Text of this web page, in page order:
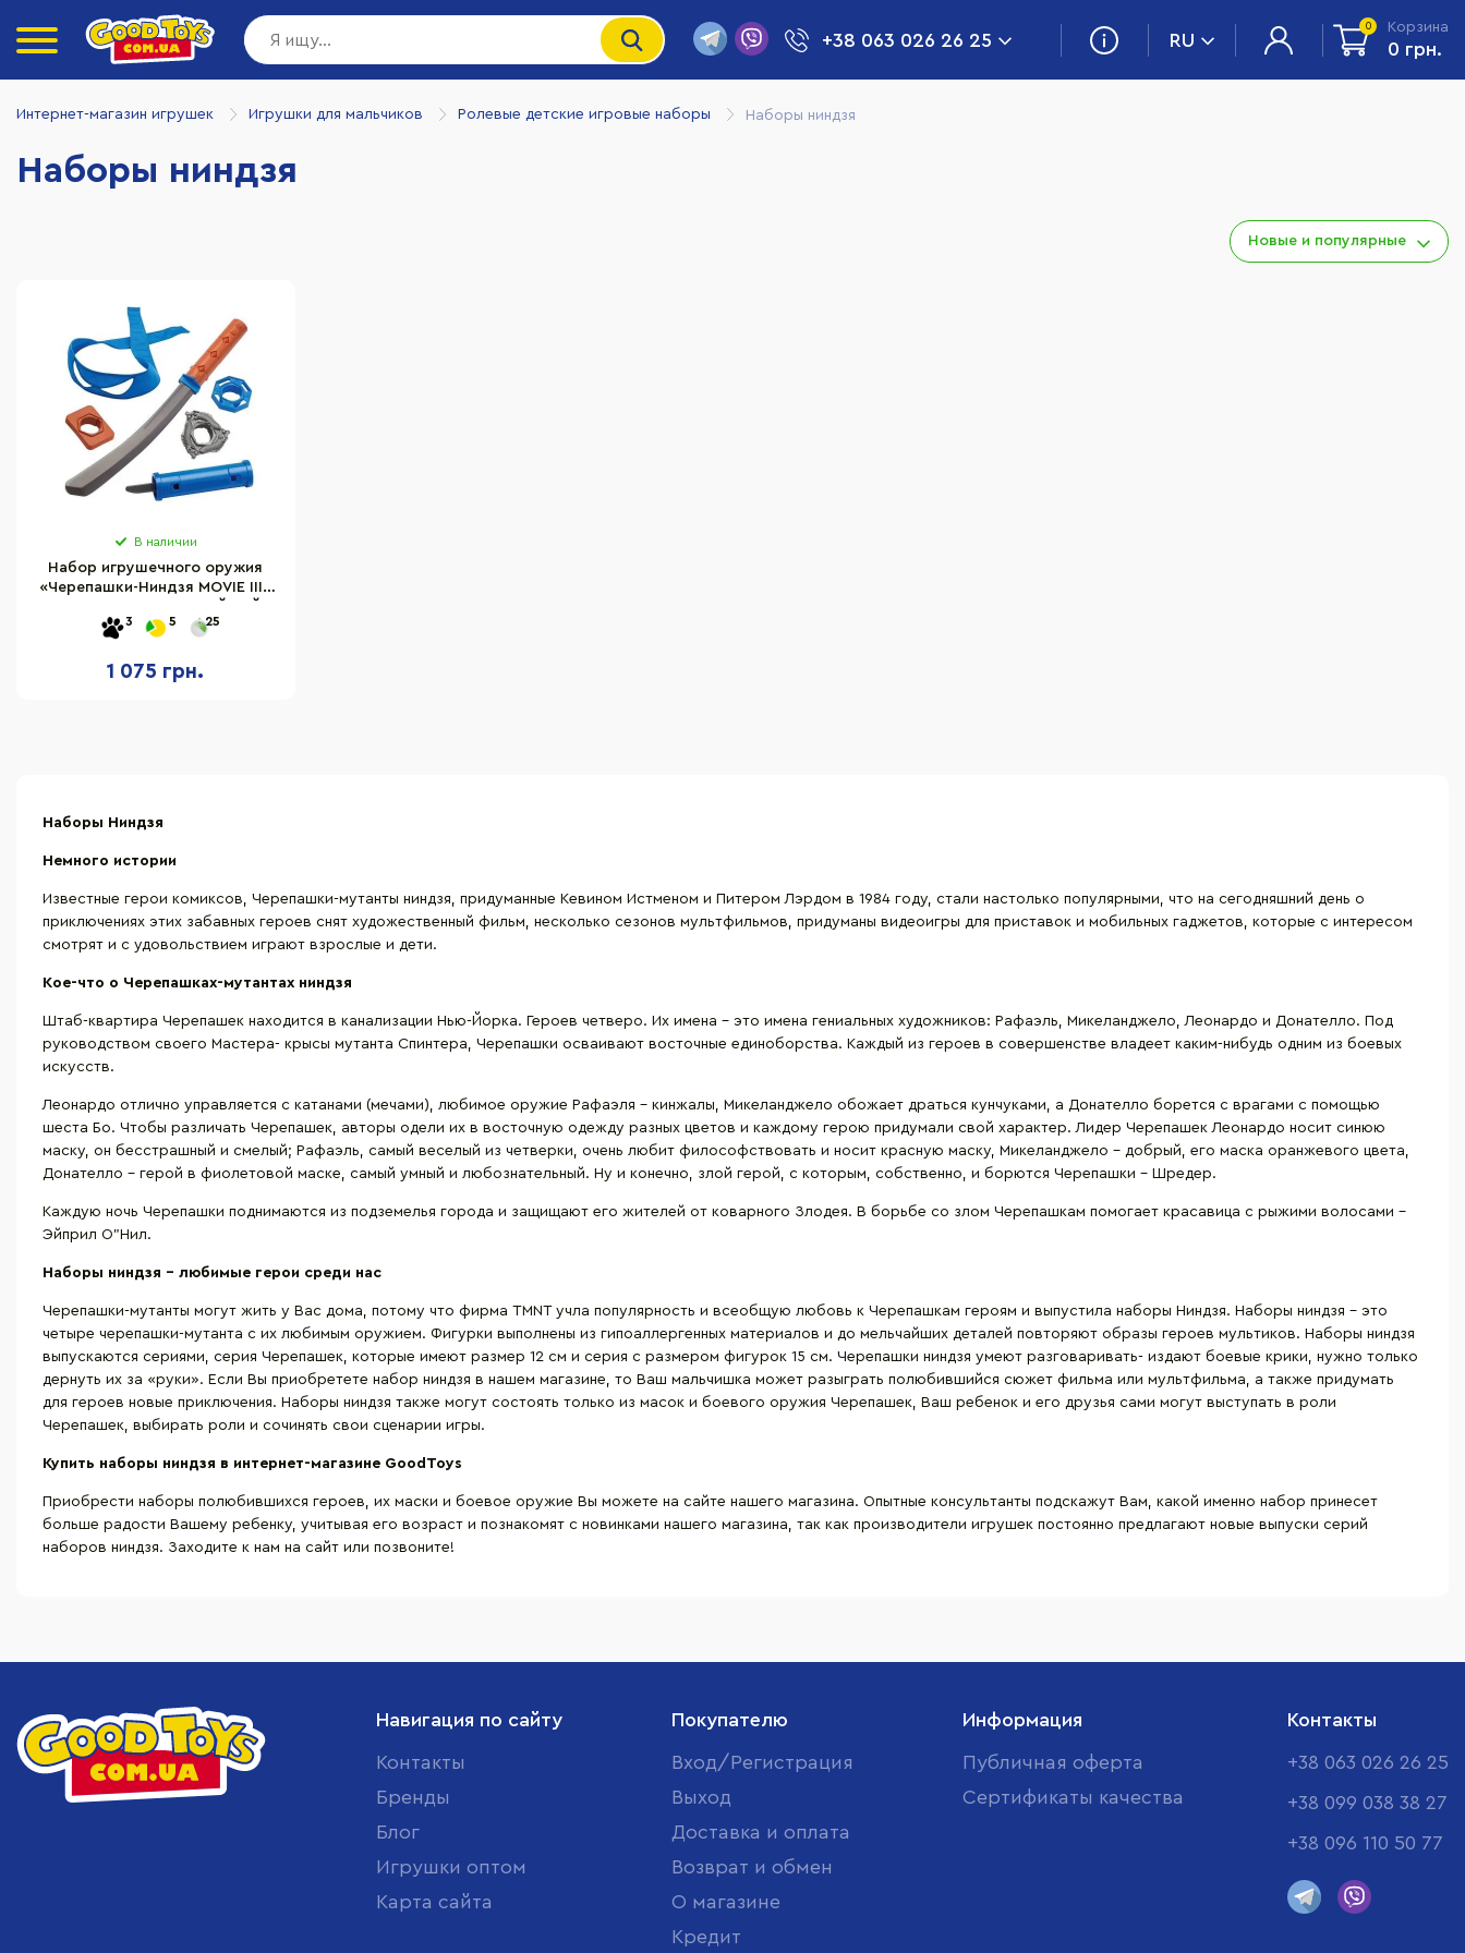
+38 063 026 26 25 RU
0 Корзина
0 грн.
Интернет-магазин игрушек Игрушки для мальчиков Ролевые детские игровые наборы Наборы ниндзя
Наборы ниндзя
Новые и популярные
В наличии
Набор игрушечного оружия
«Черепашки-Ниндзя MOVIE III»
УДАР TMNT 84251
3 5 25
1 075 грн.
Наборы Ниндзя
Немного истории
Известные герои комиксов, Черепашки-мутанты ниндзя, придуманные Кевином Истменом и Питером Лэрдом в 1984 году, стали настолько популярными, что на сегодняшний день о
приключениях этих забавных героев снят художественный фильм, несколько сезонов мультфильмов, придуманы видеоигры для приставок и мобильных гаджетов, которые с интересом
смотрят и с удовольствием играют взрослые и дети.
Кое-что о Черепашках-мутантах ниндзя
Штаб-квартира Черепашек находится в канализации Нью-Йорка. Героев четверо. Их имена – это имена гениальных художников: Рафаэль, Микеланджело, Леонардо и Донателло. Под
руководством своего Мастера- крысы мутанта Спинтера, Черепашки осваивают восточные единоборства. Каждый из героев в совершенстве владеет каким-нибудь одним из боевых
искусств.
Леонардо отлично управляется с катанами (мечами), любимое оружие Рафаэля – кинжалы, Микеланджело обожает драться кунчуками, а Донателло борется с врагами с помощью
шеста Бо. Чтобы различать Черепашек, авторы одели их в восточную одежду разных цветов и каждому герою придумали свой характер. Лидер Черепашек Леонардо носит синюю
маску, он бесстрашный и смелый; Рафаэль, самый веселый из четверки, очень любит философствовать и носит красную маску, Микеланджело – добрый, его маска оранжевого цвета,
Донателло – герой в фиолетовой маске, самый умный и любознательный. Ну и конечно, злой герой, с которым, собственно, и борются Черепашки – Шредер.
Каждую ночь Черепашки поднимаются из подземелья города и защищают его жителей от коварного Злодея. В борьбе со злом Черепашкам помогает красавица с рыжими волосами –
Эйприл О”Нил.
Наборы ниндзя – любимые герои среди нас
Черепашки-мутанты могут жить у Вас дома, потому что фирма TMNT учла популярность и всеобщую любовь к Черепашкам героям и выпустила наборы Ниндзя. Наборы ниндзя – это
четыре черепашки-мутанта с их любимым оружием. Фигурки выполнены из гипоаллергенных материалов и до мельчайших деталей повторяют образы героев мультиков. Наборы ниндзя
выпускаются сериями, серия Черепашек, которые имеют размер 12 см и серия с размером фигурок 15 см. Черепашки ниндзя умеют разговаривать- издают боевые крики, нужно только
дернуть их за «руки». Если Вы приобретете набор ниндзя в нашем магазине, то Ваш мальчишка может разыграть полюбившийся сюжет фильма или мультфильма, а также придумать
для героев новые приключения. Наборы ниндзя также могут состоять только из масок и боевого оружия Черепашек, Ваш ребенок и его друзья сами могут выступать в роли
Черепашек, выбирать роли и сочинять свои сценарии игры.
Купить наборы ниндзя в интернет-магазине GoodToys
Приобрести наборы полюбившихся героев, их маски и боевое оружие Вы можете на сайте нашего магазина. Опытные консультанты подскажут Вам, какой именно набор принесет
больше радости Вашему ребенку, учитывая его возраст и познакомят с новинками нашего магазина, так как производители игрушек постоянно предлагают новые выпуски серий
наборов ниндзя. Заходите к нам на сайт или позвоните!
Навигация по сайту
Контакты
Бренды
Блог
Игрушки оптом
Карта сайта
Покупателю
Вход/Регистрация
Выход
Доставка и оплата
Возврат и обмен
О магазине
Кредит
Информация
Публичная оферта
Сертификаты качества
Контакты
+38 063 026 26 25
+38 099 038 38 27
+38 096 110 50 77